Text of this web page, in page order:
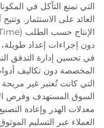
التي تمنع التآكل في
العائد على الاستثمار.
دون إجراءات إعداد
في تحسين إدارة التدفق
المخصصة دون تكاليف
التي كانت تُعتبر غير مربحة
السوق المستهدف وفرص
معدلات الهدر وإعادة
العملاء عبر التسليم